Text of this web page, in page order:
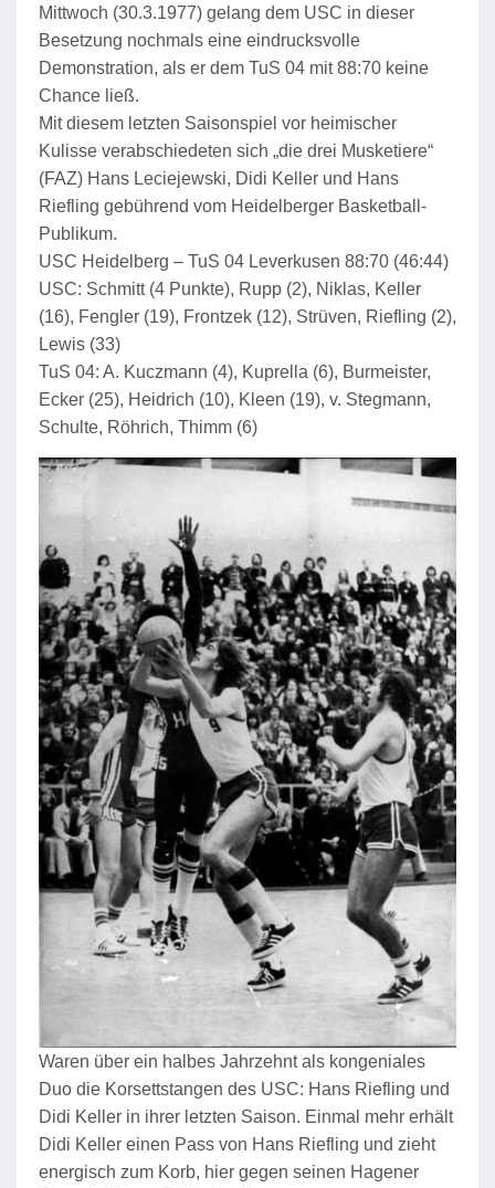
Mittwoch (30.3.1977) gelang dem USC in dieser
Besetzung nochmals eine eindrucksvolle
Demonstration, als er dem TuS 04 mit 88:70 keine
Chance ließ.
Mit diesem letzten Saisonspiel vor heimischer
Kulisse verabschiedeten sich „die drei Musketiere“
(FAZ) Hans Leciejewski, Didi Keller und Hans
Riefling gebührend vom Heidelberger Basketball-
Publikum.
USC Heidelberg – TuS 04 Leverkusen 88:70 (46:44)
USC: Schmitt (4 Punkte), Rupp (2), Niklas, Keller
(16), Fengler (19), Frontzek (12), Strüven, Riefling (2),
Lewis (33)
TuS 04: A. Kuczmann (4), Kuprella (6), Burmeister,
Ecker (25), Heidrich (10), Kleen (19), v. Stegmann,
Schulte, Röhrich, Thimm (6)
Waren über ein halbes Jahrzehnt als kongeniales
Duo die Korsettstangen des USC: Hans Riefling und
Didi Keller in ihrer letzten Saison. Einmal mehr erhält
Didi Keller einen Pass von Hans Riefling und zieht
energisch zum Korb, hier gegen seinen Hagener